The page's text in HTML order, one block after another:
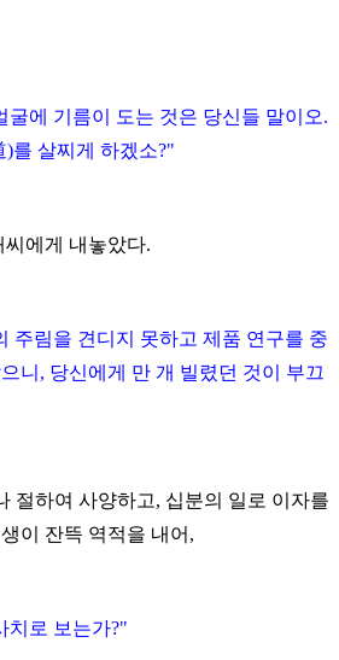
굴에 기름이 도는 것은 당신들 말이오.
)를 살찌게 하겠소?"
에게 내놓았다.
주림을 견디지 못하고 제품 연구를 중
니, 당신에게 만 개 빌렸던 것이 부끄
절하여 사양하고, 십분의 일로 이자를
이 잔뜩 역적을 내어,
치로 보는가?"